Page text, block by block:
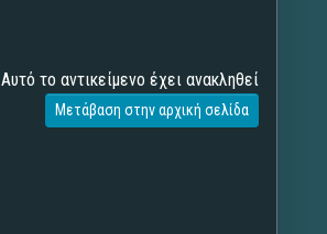
Αυτό το αντικείμενο έχει ανακληθεί
Μετάβαση στην αρχική σελίδα